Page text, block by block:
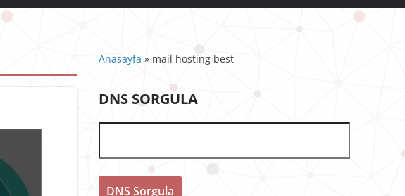
Anasayfa » mail hosting best
DNS SORGULA